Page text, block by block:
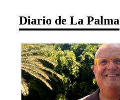
Diario de La Palma